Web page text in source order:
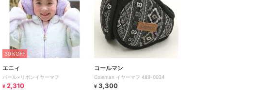
30%OFF
エニィ
パール×リボンイヤーマフ
¥ 2,310
コールマン
Coleman イヤーマフ 489-0034
¥ 3,300